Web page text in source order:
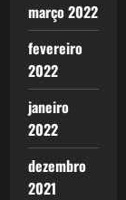
março 2022
fevereiro
2022
janeiro
2022
dezembro
2021